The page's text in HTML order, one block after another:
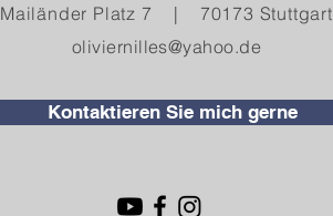
Mailänder Platz 7 | 70173 Stuttgart
oliviernilles@yahoo.de
Kontaktieren Sie mich gerne